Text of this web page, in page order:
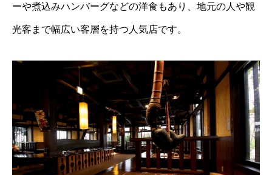
ーや煮込みハンバーグなどの洋食もあり、地元の人や観
光客まで幅広い客層を持つ人気店です。